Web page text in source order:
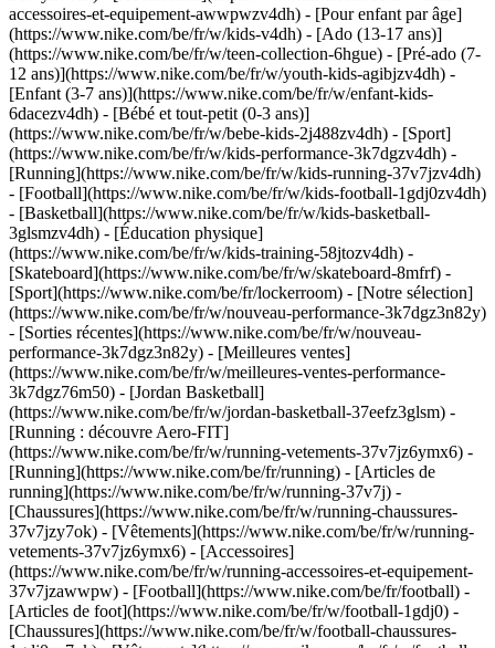
accessoires-et-equipement-awwpwzv4dh) - [Pour enfant par âge]
(https://www.nike.com/be/fr/w/kids-v4dh) - [Ado (13-17 ans)]
(https://www.nike.com/be/fr/w/teen-collection-6hgue) - [Pré-ado (7-
12 ans)](https://www.nike.com/be/fr/w/youth-kids-agibjzv4dh) -
[Enfant (3-7 ans)](https://www.nike.com/be/fr/w/enfant-kids-
6dacezv4dh) - [Bébé et tout-petit (0-3 ans)]
(https://www.nike.com/be/fr/w/bebe-kids-2j488zv4dh) - [Sport]
(https://www.nike.com/be/fr/w/kids-performance-3k7dgzv4dh) -
[Running](https://www.nike.com/be/fr/w/kids-running-37v7jzv4dh)
- [Football](https://www.nike.com/be/fr/w/kids-football-1gdj0zv4dh)
- [Basketball](https://www.nike.com/be/fr/w/kids-basketball-
3glsmzv4dh) - [Éducation physique]
(https://www.nike.com/be/fr/w/kids-training-58jtozv4dh) -
[Skateboard](https://www.nike.com/be/fr/w/skateboard-8mfrf) -
[Sport](https://www.nike.com/be/fr/lockerroom) - [Notre sélection]
(https://www.nike.com/be/fr/w/nouveau-performance-3k7dgz3n82y)
- [Sorties récentes](https://www.nike.com/be/fr/w/nouveau-
performance-3k7dgz3n82y) - [Meilleures ventes]
(https://www.nike.com/be/fr/w/meilleures-ventes-performance-
3k7dgz76m50) - [Jordan Basketball]
(https://www.nike.com/be/fr/w/jordan-basketball-37eefz3glsm) -
[Running : découvre Aero-FIT]
(https://www.nike.com/be/fr/w/running-vetements-37v7jz6ymx6) -
[Running](https://www.nike.com/be/fr/running) - [Articles de
running](https://www.nike.com/be/fr/w/running-37v7j) -
[Chaussures](https://www.nike.com/be/fr/w/running-chaussures-
37v7jzy7ok) - [Vêtements](https://www.nike.com/be/fr/w/running-
vetements-37v7jz6ymx6) - [Accessoires]
(https://www.nike.com/be/fr/w/running-accessoires-et-equipement-
37v7jzawwpw) - [Football](https://www.nike.com/be/fr/football) -
[Articles de foot](https://www.nike.com/be/fr/w/football-1gdj0) -
[Chaussures](https://www.nike.com/be/fr/w/football-chaussures-